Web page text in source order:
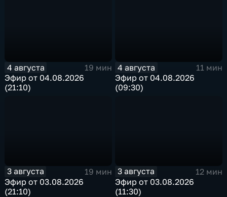
4 августа
19 мин
Эфир от 04.08.2026
(21:10)
4 августа
11 мин
Эфир от 04.08.2026
(09:30)
3 августа
19 мин
Эфир от 03.08.2026
(21:10)
3 августа
12 мин
Эфир от 03.08.2026
(11:30)